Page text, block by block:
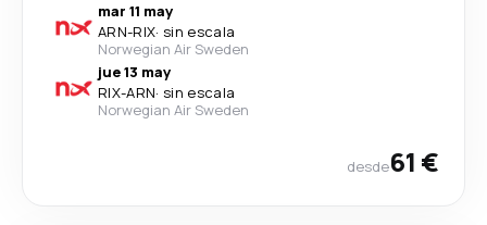
mar 11 may
ARN-RIX· sin escala
Norwegian Air Sweden
jue 13 may
RIX-ARN· sin escala
Norwegian Air Sweden
desde61 €